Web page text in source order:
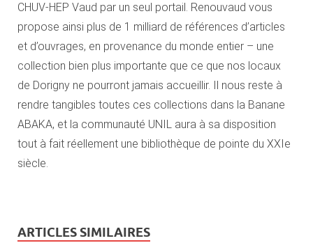
CHUV-HEP Vaud par un seul portail. Renouvaud vous
propose ainsi plus de 1 milliard de références d’articles
et d’ouvrages, en provenance du monde entier – une
collection bien plus importante que ce que nos locaux
de Dorigny ne pourront jamais accueillir. Il nous reste à
rendre tangibles toutes ces collections dans la Banane
ABAKA, et la communauté UNIL aura à sa disposition
tout à fait réellement une bibliothèque de pointe du XXIe
siècle.
ARTICLES SIMILAIRES